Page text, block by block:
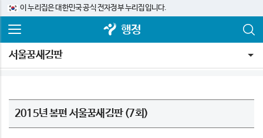
이 누리집은 대한민국 공식 전자정부 누리집입니다.
행정
서울꿈새김판
2015년 봄편 서울꿈새김판 (7회)